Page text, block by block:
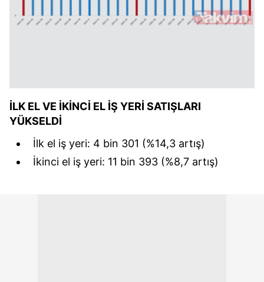
İLK EL VE İKİNCİ EL İŞ YERİ SATIŞLARI
YÜKSELDİ
İlk el iş yeri: 4 bin 301 (%14,3 artış)
İkinci el iş yeri: 11 bin 393 (%8,7 artış)